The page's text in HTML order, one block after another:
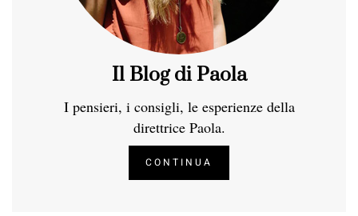
Il Blog di Paola
I pensieri, i consigli, le esperienze della
direttrice Paola.
CONTINUA